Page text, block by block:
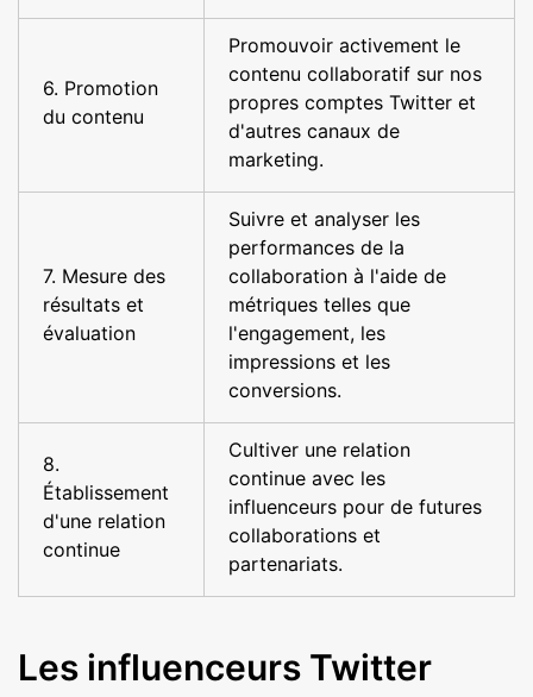
6. Promotion
du contenu
Promouvoir activement le
contenu collaboratif sur nos
propres comptes Twitter et
d'autres canaux de
marketing.
7. Mesure des
résultats et
évaluation
Suivre et analyser les
performances de la
collaboration à l'aide de
métriques telles que
l'engagement, les
impressions et les
conversions.
8.
Établissement
d'une relation
continue
Cultiver une relation
continue avec les
influenceurs pour de futures
collaborations et
partenariats.
Les influenceurs Twitter